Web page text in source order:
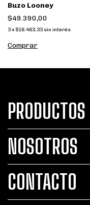
Buzo Looney
$49.390,00
3x $16.463,33 sin interés
Comprar
PRODUCTOS
NOSOTROS
CONTACTO